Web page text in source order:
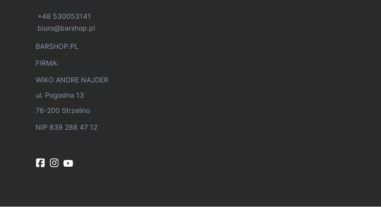
+48 530053141
biuro@barshop.pl
BARSHOP.PL
FIRMA:
WIKO ANDRE NAJDER
ul. Pogodna 13
76-200 Strzelino
NIP 839 288 47 12